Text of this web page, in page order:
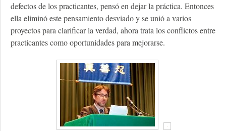
defectos de los practicantes, pensó en dejar la práctica. Entonces
ella eliminó este pensamiento desviado y se unió a varios
proyectos para clarificar la verdad, ahora trata los conflictos entre
practicantes como oportunidades para mejorarse.